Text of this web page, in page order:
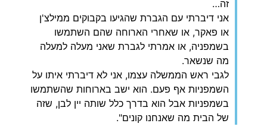
אני דיברתי עם הגברת שהגיעו בקבוקים ממילצ'ן
או פאקר, או שאחרי הארוחה שהם השתמשו
בשמפניה, או אמרתי לגברת שאני מעלה למעלה
מה שנשאר.
לגבי ראש הממשלה עצמו, אני לא דיברתי איתו על
השמפניות אף פעם. הוא ישב בארוחות שהשתמשו
בשמפניות אבל הוא בדרך כלל שותה יין לבן, שזה
של הבית מה שאנחנו קונים".